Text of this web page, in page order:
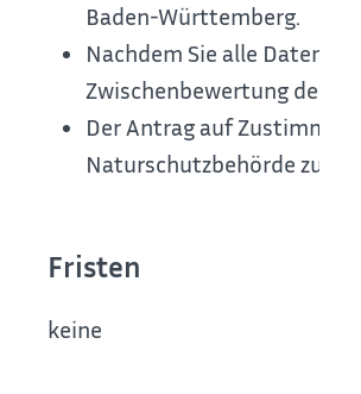
Baden-Württemberg.
Nachdem Sie alle Daten
Zwischenbewertung der
Der Antrag auf
Naturschutzbehörde zur
Fristen
keine